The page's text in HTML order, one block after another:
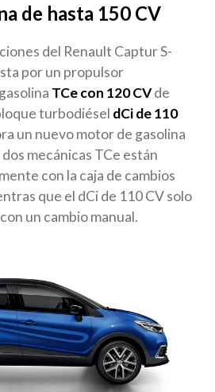
de hasta 150 CV
del Renault Captur S-
por un propulsor
TCe con 120 CVde
turbodiésel dCi de 110
un nuevo motor de gasolina
dos mecánicas TCe están
con la caja de cambios
que el dCi de 110 CV solo
un cambio manual.